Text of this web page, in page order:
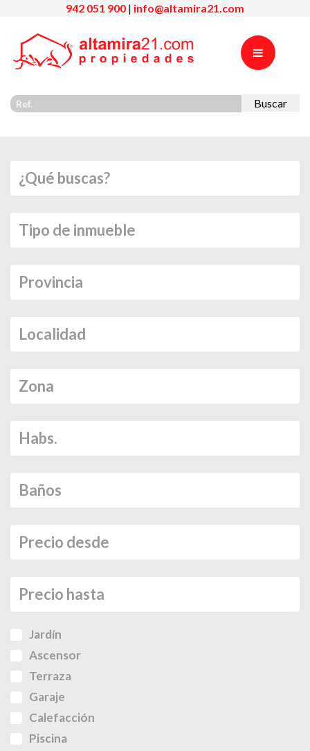
942 051 900 | info@altamira21.com
Buscar
Jardín
Ascensor
Terraza
Garaje
Calefacción
Piscina